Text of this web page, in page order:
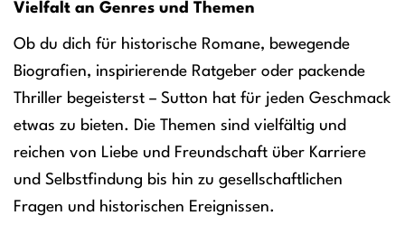
Vielfalt an Genres und Themen
Ob du dich für historische Romane, bewegende
Biografien, inspirierende Ratgeber oder packende
Thriller begeisterst – Sutton hat für jeden Geschmack
etwas zu bieten. Die Themen sind vielfältig und
reichen von Liebe und Freundschaft über Karriere
und Selbstfindung bis hin zu gesellschaftlichen
Fragen und historischen Ereignissen.